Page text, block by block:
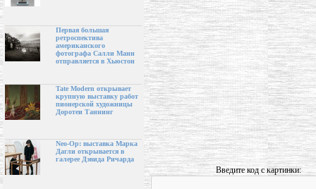
Первая большая
ретроспектива
американского
фотографа Салли Манн
отправляется в Хьюстон
Tate Modern открывает
крупную выставку работ
пионерской художницы
Доротеи Таннинг
Neo-Op: выставка Марка
Дагли открывается в
галерее Дэвида Ричарда
Введите код с картинки: